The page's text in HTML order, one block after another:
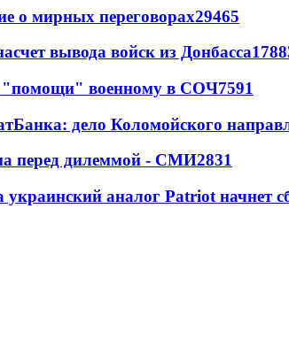
о мирных переговорах29465
вывода войск из Донбасса
военному в СОЧ7591
дело Коломойского
перед дилеммой - СМИ2831
украинский аналог Patriot начнет